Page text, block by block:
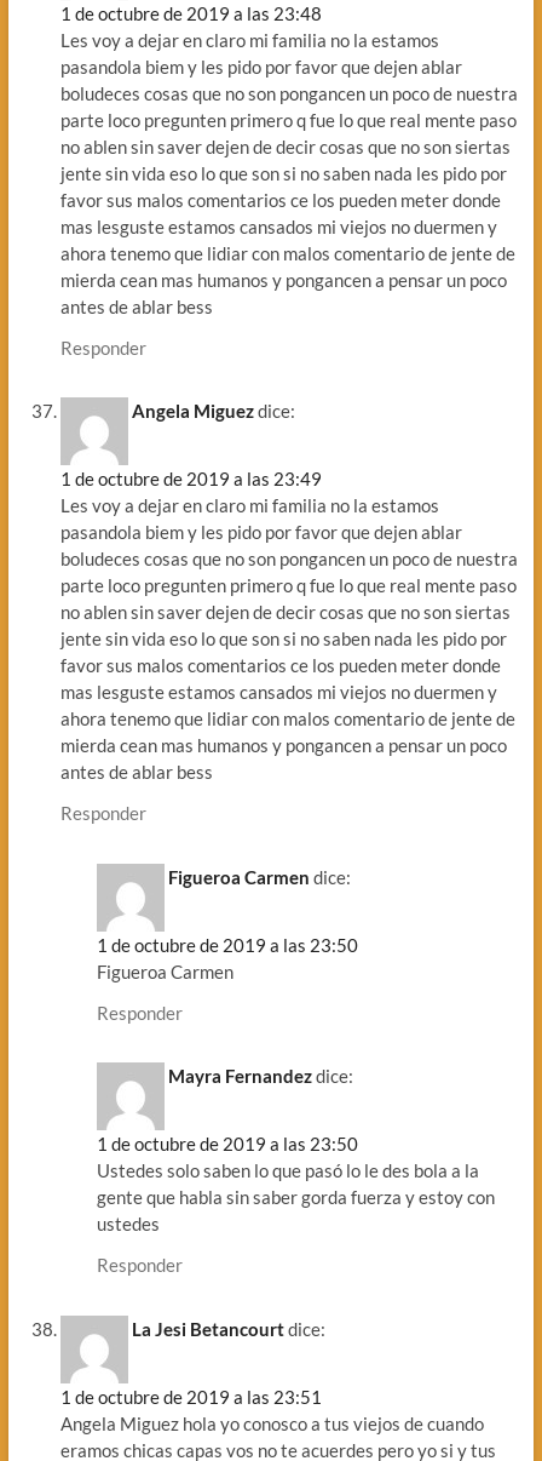
1 de octubre de 2019 a las 23:48
Les voy a dejar en claro mi familia no la estamos
pasandola biem y les pido por favor que dejen ablar
boludeces cosas que no son pongancen un poco de nuestra
parte loco pregunten primero q fue lo que real mente paso
no ablen sin saver dejen de decir cosas que no son siertas
jente sin vida eso lo que son si no saben nada les pido por
favor sus malos comentarios ce los pueden meter donde
mas lesguste estamos cansados mi viejos no duermen y
ahora tenemo que lidiar con malos comentario de jente de
mierda cean mas humanos y pongancen a pensar un poco
antes de ablar bess
Responder
Angela Miguezdice:
1 de octubre de 2019 a las 23:49
Les voy a dejar en claro mi familia no la estamos
pasandola biem y les pido por favor que dejen ablar
boludeces cosas que no son pongancen un poco de nuestra
parte loco pregunten primero q fue lo que real mente paso
no ablen sin saver dejen de decir cosas que no son siertas
jente sin vida eso lo que son si no saben nada les pido por
favor sus malos comentarios ce los pueden meter donde
mas lesguste estamos cansados mi viejos no duermen y
ahora tenemo que lidiar con malos comentario de jente de
mierda cean mas humanos y pongancen a pensar un poco
antes de ablar bess
Responder
Figueroa Carmen dice:
1 de octubre de 2019 a las 23:50
Figueroa Carmen
Responder
Mayra Fernandezdice:
1 de octubre de 2019 a las 23:50
Ustedes solo saben lo que pasó lo le des bola a la
gente que habla sin saber gorda fuerza y estoy con
ustedes
Responder
La Jesi Betancourtdice:
1 de octubre de 2019 a las 23:51
Angela Miguez hola yo conosco a tus viejos de cuando
eramos chicas capas vos no te acuerdes pero yo si y tus